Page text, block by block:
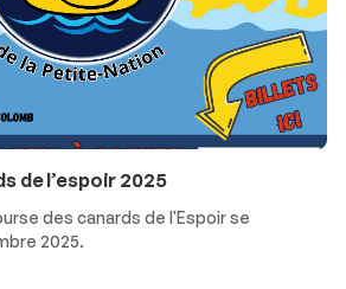
de l’espoir 2025
des canards de l'Espoir se
2025.